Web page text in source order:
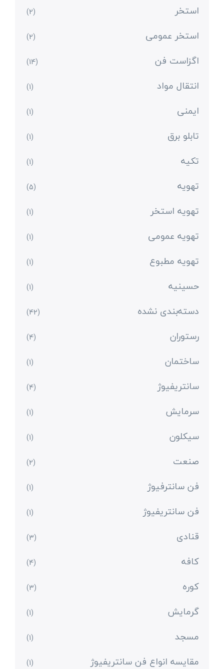
استخر (2)
استخر عمومی (2)
اگزاست فن (14)
انتقال مواد (1)
ایمنی (1)
تابلو برق (1)
تکیه (1)
تهویه (5)
تهویه استخر (1)
تهویه عمومی (1)
تهویه مطبوع (1)
حسینیه (1)
دسته‌بندی نشده (42)
رستوران (4)
ساختمان (1)
سانتریفیوژ (4)
سرمایش (1)
سیکلون (1)
صنعت (2)
فن سانترفیوژ (1)
فن سانتریفیوژ (1)
قنادی (3)
کافه (4)
کوره (3)
گرمایش (1)
مسجد (1)
مقایسه انواع فن سانتریفیوژ (1)